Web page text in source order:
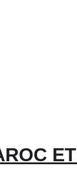
ET